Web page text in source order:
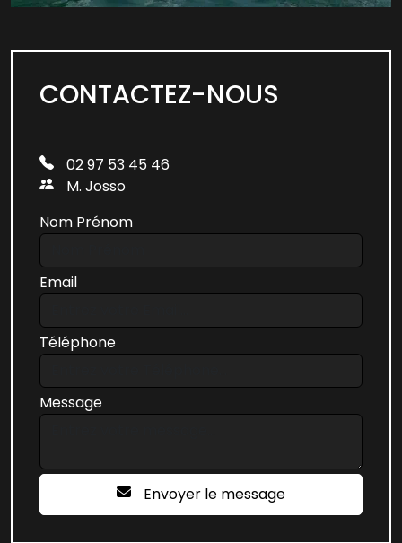
CONTACTEZ-NOUS
02 97 53 45 46
M. Josso
Nom Prénom
Email
Téléphone
Message
Envoyer le message